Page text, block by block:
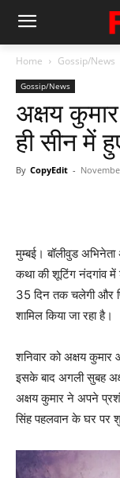
Home Gossip/News
Gossip/News
अक्षय
ही सीन में
By CopyEdit -
मुम्‍बई। बॉलीवुड
कथा की शूटिंग नंदगांव
35 दिन तक चलेगी और
शामिल किया जा रहा है।
शनिवार को अक्षय
इसके बाद अगली सुबह
अक्षय कुमार ने अपने
सिंह पहलवान के घर पर